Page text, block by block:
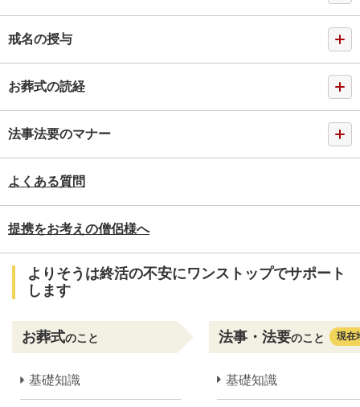
戒名の授与
お葬式の読経
法事法要のマナー
よくある質問
提携をお考えの僧侶様へ
よりそうは終活の不安にワンストップでサポート
します
お葬式のこと
基礎知識
法事・法要のこと 現在
基礎知識